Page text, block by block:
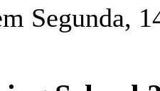
Segunda,